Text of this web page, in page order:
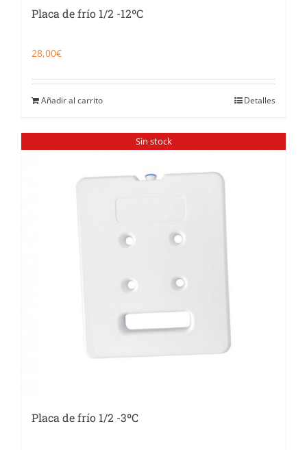
Placa de frío 1/2 -12ºC
28,00€
Añadir al carrito Detalles
Sin stock
Placa de frío 1/2 -3ºC